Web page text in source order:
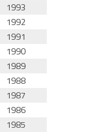
1993
1992
1991
1990
1989
1988
1987
1986
1985